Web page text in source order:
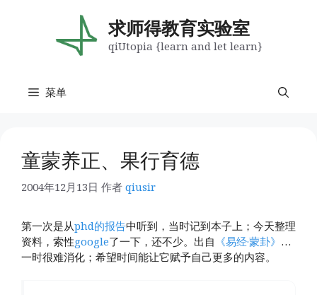
求师得教育实验室
qiUtopia {learn and let learn}
菜单
童蒙养正、果行育德
2004年12月13日 作者 qiusir
第一次是从phd的报告中听到，当时记到本子上；今天整理
资料，索性google了一下，还不少。出自 《易经·蒙卦》 …
一时很难消化；希望时间能让它赋予自己更多的内容。